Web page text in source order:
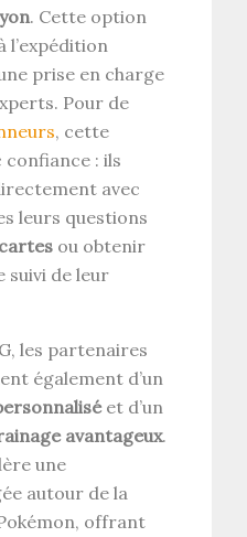
. Cette option
l’expédition
prise en charge
Pour de
, cette
: ils
avec
leurs questions
ou obtenir
suivi de leur
les partenaires
également d’un
et d’un
avantageux.
une
autour de la
offrant